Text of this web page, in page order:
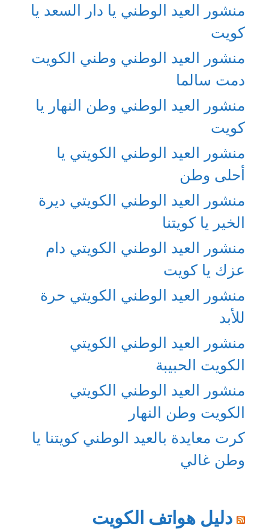
منشور العيد الوطني يا دار السعد يا
كويت
منشور العيد الوطني وطني الكويت
دمت سالما
منشور العيد الوطني وطن النهار يا
كويت
منشور العيد الوطني الكويتي يا
أحلى وطن
منشور العيد الوطني الكويتي ديرة
الخير يا كويتنا
منشور العيد الوطني الكويتي دام
عزك يا كويت
منشور العيد الوطني الكويتي حرة
للأبد
منشور العيد الوطني الكويتي
الكويت الحبيبة
منشور العيد الوطني الكويتي
الكويت وطن النهار
كرت معايدة بالعيد الوطني كويتنا يا
وطن غالي
دليل هواتف الكويت